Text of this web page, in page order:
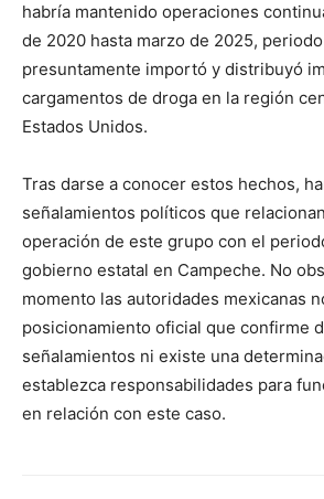
habría mantenido operaciones
de 2020 hasta marzo de 2025,
presuntamente importó y distribuyó
cargamentos de droga en la región
Estados Unidos.
Tras darse a conocer estos hechos,
señalamientos políticos que
operación de este grupo con el
gobierno estatal en Campeche. No
momento las autoridades mexicanas
posicionamiento oficial que confirme
señalamientos ni existe una
establezca responsabilidades para
en relación con este caso.